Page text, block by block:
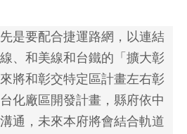
是要配合捷運路網，以連結
、和美線和台鐵的「擴大彰
將和彰交特定區計畫左右彰
化廠區開發計畫，縣府依中
通，未來本府將會結合軌道